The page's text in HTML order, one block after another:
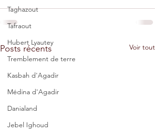
Taghazout
Tafraout
Hubert Lyautey
Tremblement de terre
Kasbah d'Agadir
Médina d'Agadir
Danialand
Jebel Ighoud
Posts récents Voir tout